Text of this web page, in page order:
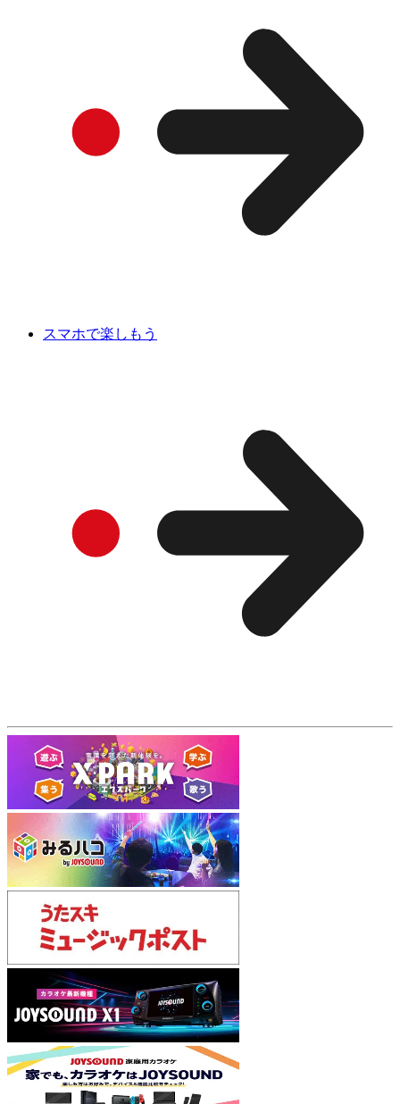
スマホで楽しもう